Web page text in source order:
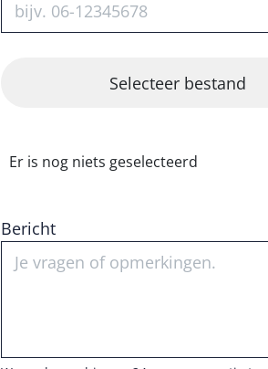
Er is nog niets geselecteerd
Bericht